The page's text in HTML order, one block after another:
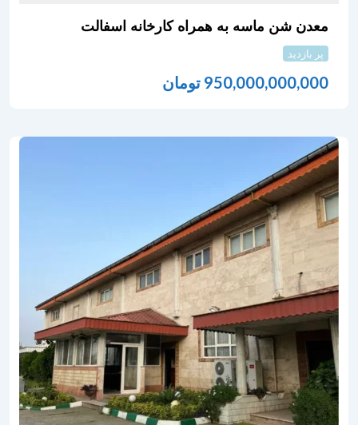
معدن شن ماسه به همراه کارخانه اسفالت
پر بازدید
950,000,000,000 تومان